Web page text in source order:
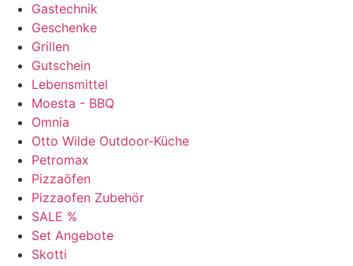
Gastechnik
Geschenke
Grillen
Gutschein
Lebensmittel
Moesta - BBQ
Omnia
Otto Wilde Outdoor-Küche
Petromax
Pizzaöfen
Pizzaofen Zubehör
SALE %
Set Angebote
Skotti